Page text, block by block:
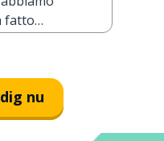
fatto
nu